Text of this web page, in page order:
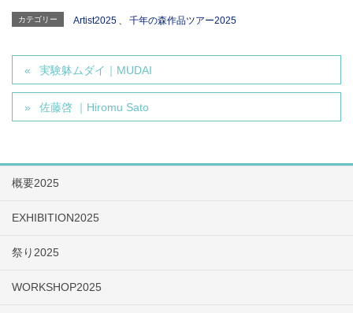
カテゴリー Artist2025 、 千年の森作品ツアー2025
実験躰ムダイ｜MUDAI
佐藤啓 ｜Hiromu Sato
概要2025
EXHIBITION2025
祭り2025
WORKSHOP2025